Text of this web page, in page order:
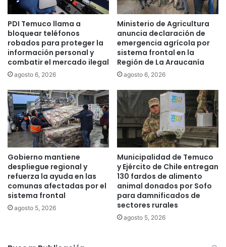
c
o
n
t
i
n
ú
a
l
a
b
ú
s
u
e
d
a
d
e
n
d
e
n
c
a
d
e
l
a
A
r
a
u
c
a
n
í
PDI Temuco llama a
bloquear teléfonos
robados para proteger la
información personal y
combatir el mercado ilegal
agosto 6, 2026
Ministerio de Agricultura
anuncia declaración de
emergencia agrícola por
sistema frontal en la
Región de La Araucanía
agosto 6, 2026
Gobierno mantiene
despliegue regional y
refuerza la ayuda en las
comunas afectadas por el
sistema frontal
agosto 5, 2026
Municipalidad de Temuco
y Ejército de Chile entregan
130 fardos de alimento
animal donados por Sofo
para damnificados de
sectores rurales
agosto 5, 2026